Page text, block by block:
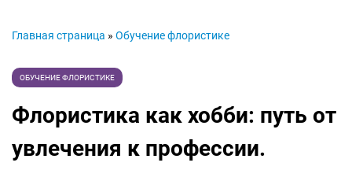
Главная страница » Обучение флористике
ОБУЧЕНИЕ ФЛОРИСТИКЕ
Флористика как хобби: путь от
увлечения к профессии.